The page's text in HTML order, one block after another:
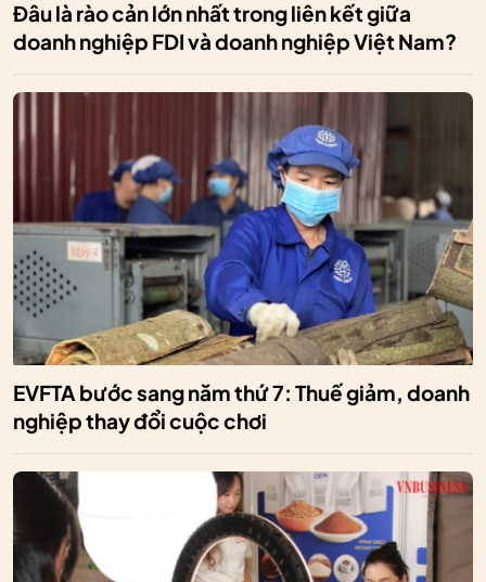
Đâu là rào cản lớn nhất trong liên kết giữa
doanh nghiệp FDI và doanh nghiệp Việt Nam?
EVFTA bước sang năm thứ 7: Thuế giảm, doanh
nghiệp thay đổi cuộc chơi